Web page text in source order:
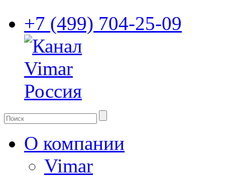
+7 (499) 704-25-09
О компании
Vimar